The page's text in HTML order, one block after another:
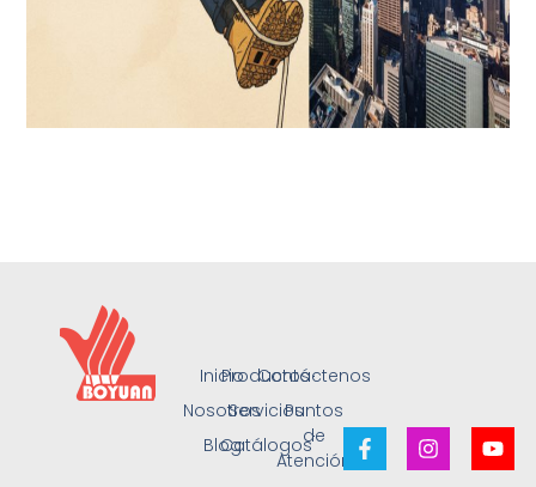
Inicio
Nosotros
Blog
Productos
Servicios
Catálogos
Contáctenos
Puntos
de
Atención